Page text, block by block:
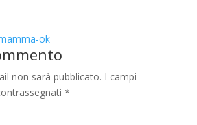
non sarà pubblicato. I campi
*